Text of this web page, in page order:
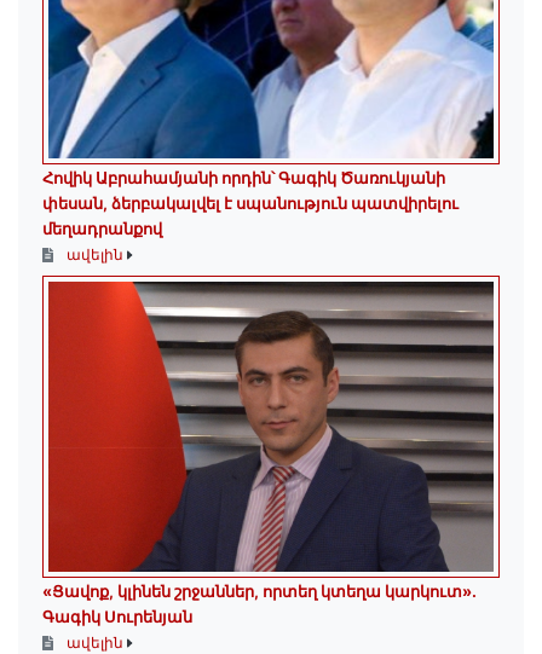
Հովիկ Աբրահամյանի որդին՝ Գագիկ Ծառուկյանի
փեսան, ձերբակալվել է սպանություն պատվիրելու
մեղադրանքով
ավելին
«Ցավոք, կլինեն շրջաններ, որտեղ կտեղա կարկուտ»․
Գագիկ Սուրենյան
ավելին